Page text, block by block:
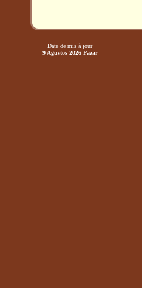
Date de mis à jour
9 Ağustos 2026 Pazar